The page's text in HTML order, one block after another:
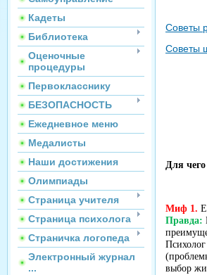
Кадеты
Библиотека
Оценочные
процедуры
Первокласснику
БЕЗОПАСНОСТЬ
Ежедневное меню
Медалисты
Наши достижения
Олимпиады
Страница учителя
Страница психолога
Страничка логопеда
Электронный журнал
...
Советы
Советы
Для
Миф 1.
Правда:
выбор